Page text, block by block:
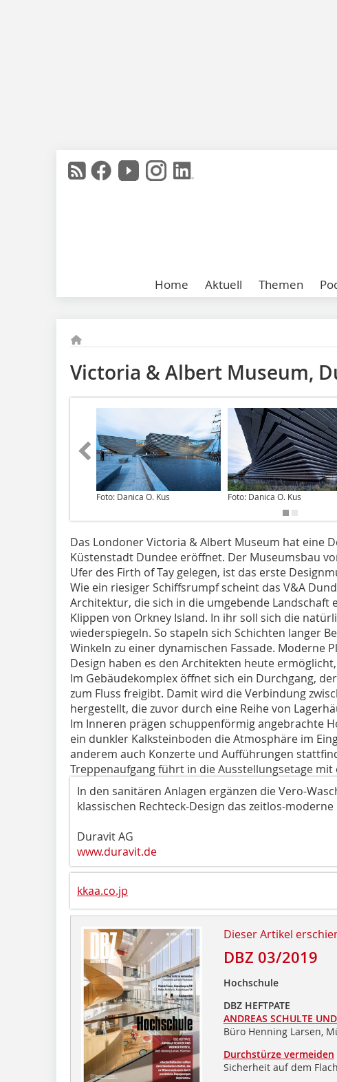
Home Aktuell Themen
Victoria & Albert Museum,
Foto: Danica O. Kus Foto: Danica O. Kus
Das Londoner Victoria & Albert Museum hat eine
Küstenstadt Dundee eröffnet. Der Museumsbau
Ufer des Firth of Tay gelegen, ist das erste
Wie ein riesiger Schiffsrumpf scheint das V&A
Architektur, die sich in die umgebende Landschaft
Klippen von Orkney Island. In ihr soll sich die
wiederspiegeln. So stapeln sich Schichten langer
Winkeln zu einer dynamischen Fassade. Moderne
Design haben es den Architekten heute
Im Gebäudekomplex öffnet sich ein Durchgang,
zum Fluss freigibt. Damit wird die Verbindung
hergestellt, die zuvor durch eine Reihe von
Im Inneren prägen schuppenförmig angebrachte
ein dunkler Kalksteinboden die Atmosphäre im
anderem auch Konzerte und Aufführungen
Treppenaufgang führt in die Ausstellungsetage mit
In den sanitären Anlagen ergänzen die Vero-
klassischen Rechteck-Design das ­zeitlos-
Duravit AG
www.duravit.de
kkaa.co.jp
Dieser Artikel
DBZ 03/2019
Hochschule
DBZ HEFTPATE
ANDREAS SCHULTE
Büro Henning Larsen,
Durchstürze vermeiden
Sicherheit auf dem